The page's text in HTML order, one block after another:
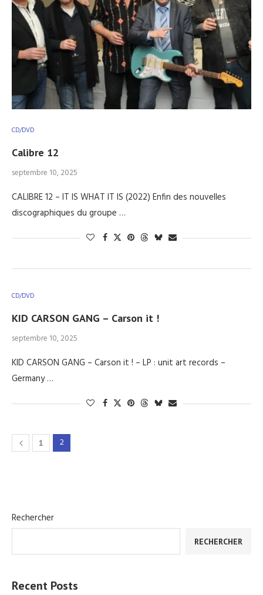
CD/DVD
Calibre 12
septembre 10, 2025
CALIBRE 12 – IT IS WHAT IT IS (2022) Enfin des nouvelles
discographiques du groupe …
CD/DVD
KID CARSON GANG – Carson it !
septembre 10, 2025
KID CARSON GANG – Carson it ! – LP : unit art records –
Germany …
1 2
Rechercher
RECHERCHER
Recent Posts